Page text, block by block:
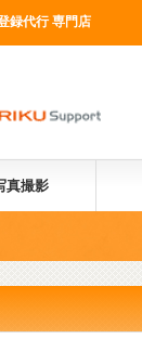
録代行 専門店
真撮影